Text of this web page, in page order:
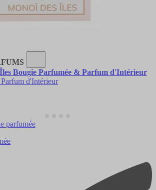
Bougie Parfumée & Parfum d'Intérieur
d'Intérieur
parfumée